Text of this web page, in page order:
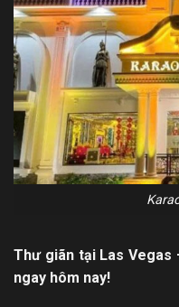
Thư giãn tại Las Vegas
ngay hôm nay!